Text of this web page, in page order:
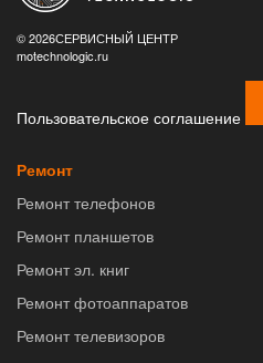
© 2026СЕРВИСНЫЙ ЦЕНТР
motechnologic.ru
Пользовательское соглашение
Ремонт
Ремонт телефонов
Ремонт планшетов
Ремонт эл. книг
Ремонт фотоаппаратов
Ремонт телевизоров